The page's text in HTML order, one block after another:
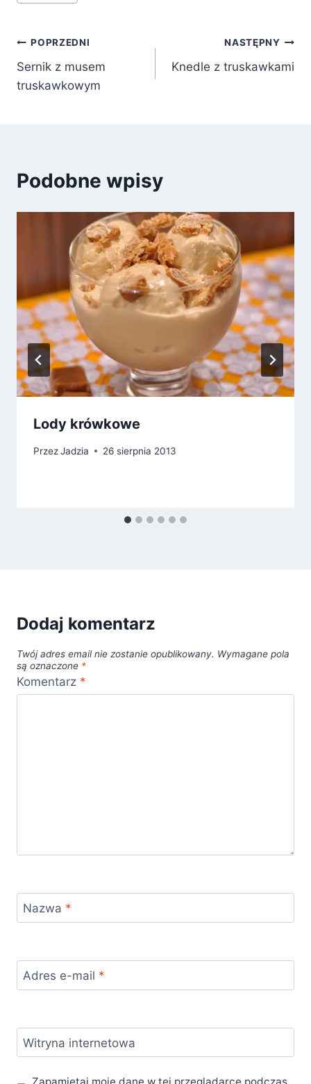
Nawigacja
wpisu
POPRZEDNI
Sernik z musem
truskawkowym
NASTĘPNY
Knedle z truskawkami
Podobne wpisy
Lody krówkowe
PrzezJadzia 26 sierpnia 2013
Dodaj komentarz
Twój adres email nie zostanie opublikowany. Wymagane pola
są oznaczone *
Komentarz *
Nazwa *
Adres e-mail *
Witryna internetowa